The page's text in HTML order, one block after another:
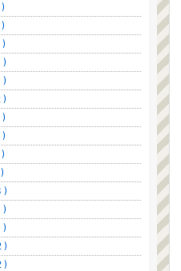
)
)
)
)
)
)
)
)